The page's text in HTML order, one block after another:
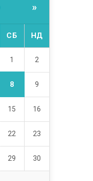
»
СБ НД
1 2
8 9
15 16
22 23
29 30